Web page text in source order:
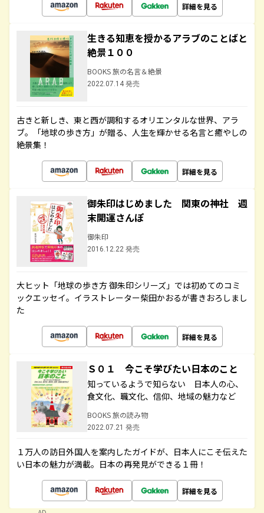
詳細を見る
生きる知恵を授かるアラブのことばと
絶景１００
BOOKS 旅の名言＆絶景
2022.07.14 発売
古きと新しき、東と西が調和するオリエンタルな世界、アラ
ブ。「地球の歩き方」が贈る、人生を輝かせる名言と癒やしの
絶景集！
詳細を見る
御朱印はじめました 関東の神社 週
末開運さんぽ
御朱印
2016.12.22 発売
大ヒット「地球の歩き方 御朱印シリーズ」では初めてのコミ
ックエッセイ。イラストレーター柴田かおるが書きおろしまし
た
詳細を見る
Ｓ０１ 今こそ学びたい日本のこと
知っているようで知らない 日本人の心、
食文化、職文化、信仰、地域の魅力など
BOOKS 旅の読み物
2022.07.21 発売
１万人の訪日外国人を案内したガイドが、日本人にこそ伝えた
い日本の魅力が満載。日本の再発見ができる１冊！
詳細を見る